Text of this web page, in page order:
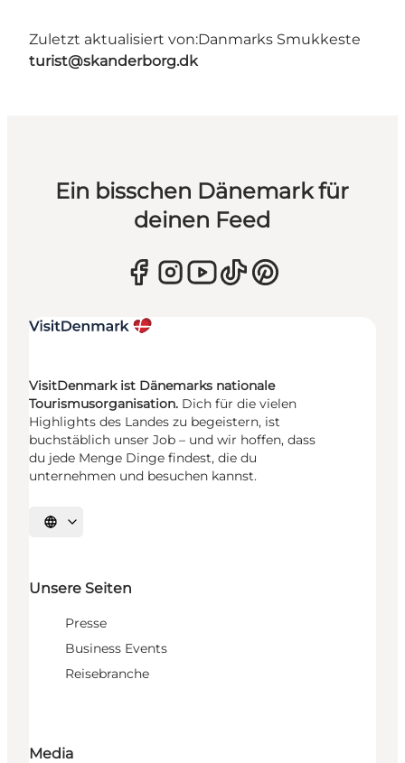
Zuletzt aktualisiert von:Danmarks Smukkeste
turist@skanderborg.dk
Ein bisschen Dänemark für
deinen Feed
VisitDenmark ist Dänemarks nationale
Tourismusorganisation. Dich für die vielen
Highlights des Landes zu begeistern, ist
buchstäblich unser Job – und wir hoffen, dass
du jede Menge Dinge findest, die du
unternehmen und besuchen kannst.
Sprache auswählen
Unsere Seiten
Presse
Business Events
Reisebranche
Media